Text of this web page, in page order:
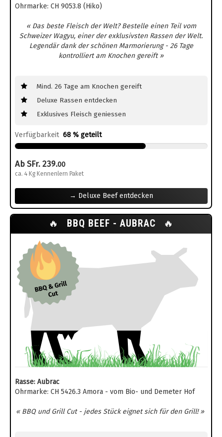
Ohrmarke: CH 9053.8 (Hiko)
« Das beste Fleisch der Welt? Bestelle einen Teil vom
Schweizer Wagyu, einer der exklusivsten Rassen der Welt.
Legendär dank der schönen Marmorierung - 26 Tage
kontrolliert am Knochen gereift »
Mind. 26 Tage am Knochen gereift
Deluxe Rassen entdecken
Exklusives Fleisch geniessen
Verfügbarkeit 68 % geteilt
Ab SFr. 239.00
ca. 4 Kg Kennenlern Paket
→ Deluxe Beef entdecken
🔥 BBQ BEEF - AUBRAC 🔥
Rasse: Aubrac
Ohrmarke: CH 5426.3 Amora - vom Bio- und Demeter Hof
« BBQ und Grill Cut - jedes Stück eignet sich für den Grill! »